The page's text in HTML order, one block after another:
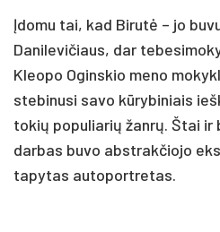
Įdomu tai, kad Birutė – jo
Danilevičiaus, dar
Kleopo Oginskio meno
stebinusi savo kūrybiniais
tokių populiarių žanrų. Štai ir
darbas buvo abstrakčiojo
tapytas autoportretas.